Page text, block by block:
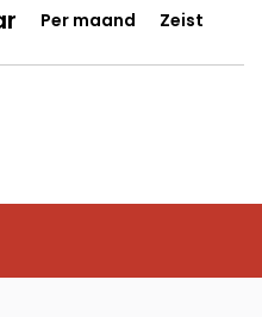
Per maand Zeist